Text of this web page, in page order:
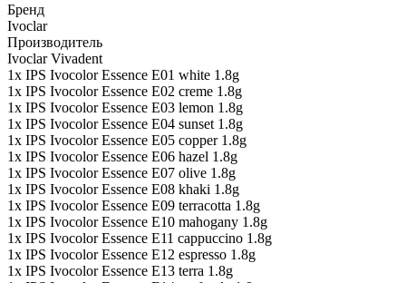
Бренд
Ivoclar
Производитель
Ivoclar Vivadent
1x IPS Ivocolor Essence E01 white 1.8g
1x IPS Ivocolor Essence E02 creme 1.8g
1x IPS Ivocolor Essence E03 lemon 1.8g
1x IPS Ivocolor Essence E04 sunset 1.8g
1x IPS Ivocolor Essence E05 copper 1.8g
1x IPS Ivocolor Essence E06 hazel 1.8g
1x IPS Ivocolor Essence E07 olive 1.8g
1x IPS Ivocolor Essence E08 khaki 1.8g
1x IPS Ivocolor Essence E09 terracotta 1.8g
1x IPS Ivocolor Essence E10 mahogany 1.8g
1x IPS Ivocolor Essence E11 cappuccino 1.8g
1x IPS Ivocolor Essence E12 espresso 1.8g
1x IPS Ivocolor Essence E13 terra 1.8g